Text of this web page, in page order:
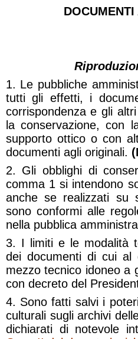
1. Le pubbliche
tutti gli effetti, i
corrispondenza e gli
la conservazione, con
supporto ottico o con
documenti agli originali.
2. Gli obblighi di
comma 1 si intendono
anche se realizzati su
sono conformi alle
nella pubblica
3. I limiti e le modalità
dei documenti di cui al
mezzo tecnico idoneo a
con decreto del
4. Sono fatti salvi i
culturali sugli archivi
dichiarati di notevole